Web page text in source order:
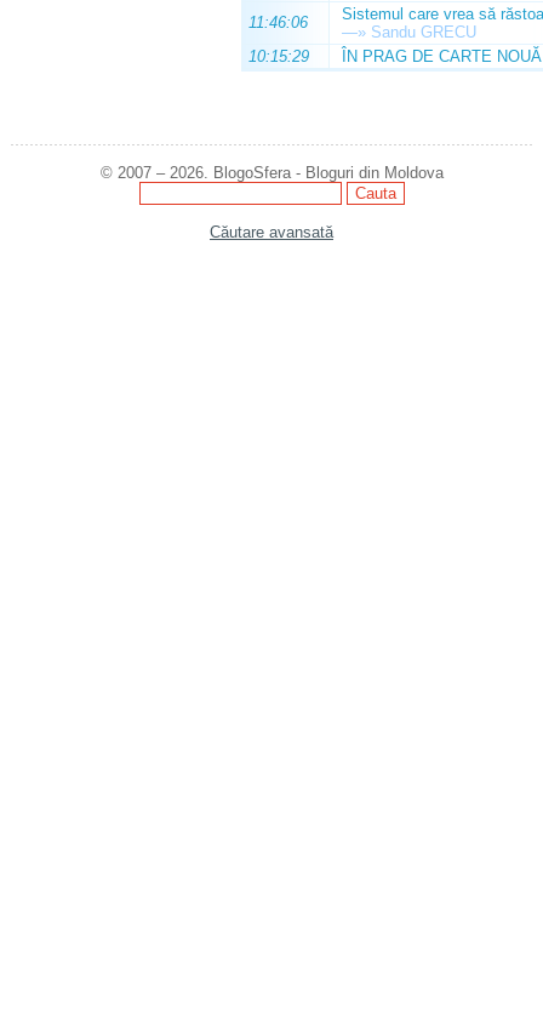
11:46:06
Sistemul care vrea să
—» Sandu GRECU
10:15:29
ÎN PRAG DE CARTE NOUĂ
© 2007 – 2026. BlogoSfera - Bloguri din Moldova
Căutare avansată